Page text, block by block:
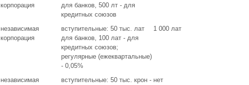
корпорация
для банков, 500 лт - для
кредитных союзов
независимая
корпорация
вступительные: 50 тыс. лат
для банков, 100 лат - для
кредитных союзов;
регулярные (ежеквартальные)
- 0,05%
1 000 лат
независимая
вступительные: 50 тыс. крон - нет